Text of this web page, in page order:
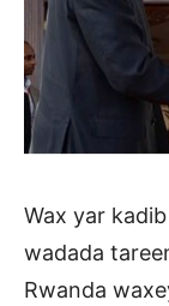
Wax yar
wadada
Rwanda